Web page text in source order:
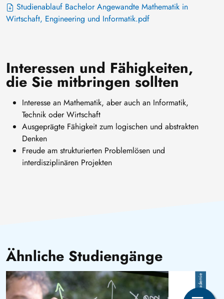
Studienablauf Bachelor Angewandte Mathematik in
Wirtschaft, Engineering und Informatik.pdf
Interessen und Fähigkeiten,
die Sie mitbringen sollten
Interesse an Mathematik, aber auch an Informatik,
Technik oder Wirtschaft
Ausgeprägte Fähigkeit zum logischen und abstrakten
Denken
Freude am strukturierten Problemlösen und
interdisziplinären Projekten
Ähnliche Studiengänge
Bild